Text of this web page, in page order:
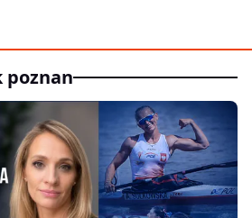
poznan